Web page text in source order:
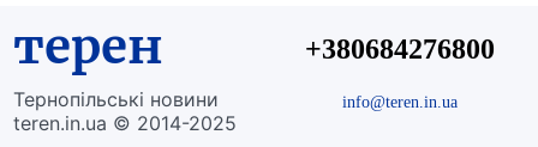
терен
Тернопільські новини
teren.in.ua © 2014-2025
+380684276800
info@teren.in.ua